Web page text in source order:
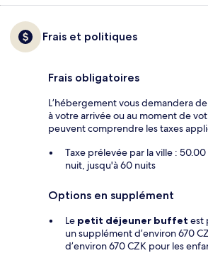
Frais et politiques
Frais obligatoires
L’hébergement vous demandera
à votre arrivée ou au moment de
peuvent comprendre les taxes
Taxe prélevée par la ville :
nuit, jusqu'à 60 nuits
Options en supplément
Le petit déjeuner buffet est
un supplément d’environ 670
d’environ 670 CZK pour les